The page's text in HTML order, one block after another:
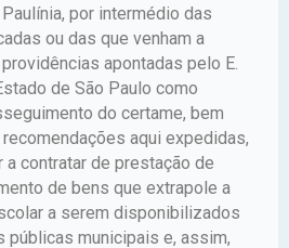
por intermédio das
ou das que venham a
apontadas pelo E.
de São Paulo como
do certame, bem
aqui expedidas,
contratar de prestação de
de bens que extrapole a
a serem disponibilizados
públicas municipais e, assim,